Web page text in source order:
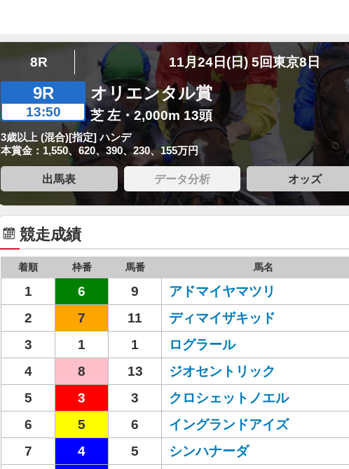
8R 11月24日(日) 5回東京8日
9R
13:50
オリエンタル賞
芝 左・2,000m 13頭
3歳以上 (混合)[指定] ハンデ
本賞金：1,550、620、390、230、155万円
出馬表 データ分析 オッズ
競走成績
着順 枠番 馬番 馬名
1 6 9 アドマイヤマツリ
2
7 11 ディマイザキッド
3
1 1 ログラール
4
8 13 ジオセントリック
5
3 3 クロシェットノエル
6
5 6 イングランドアイズ
7
4 5 シンハナーダ